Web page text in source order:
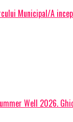
Municipal/A
Well 2026.